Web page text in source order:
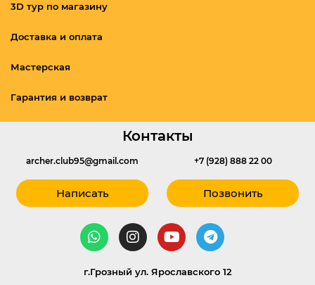
3D тур по магазину
Доставка и оплата
Мастерская
Гарантия и возврат
Контакты
archer.club95@gmail.com
Написать
+7 (928) 888 22 00
Позвонить
г.Грозный ул. Ярославского 12